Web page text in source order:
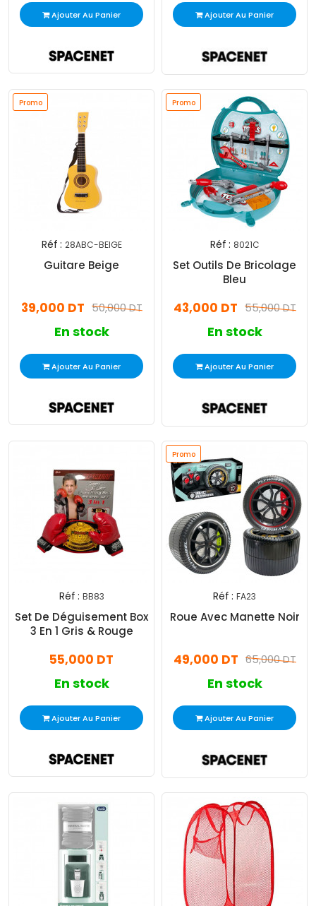
Ajouter Au Panier Ajouter Au Panier
Promo
Réf : 28ABC-BEIGE
Guitare Beige
50,000 DT
39,000 DT
En stock
Ajouter Au Panier
Promo
Réf : 8021C
Set Outils De Bricolage
Bleu
55,000 DT
43,000 DT
En stock
Ajouter Au Panier
Réf : BB83
Set De Déguisement Box
3 En 1 Gris & Rouge
55,000 DT
En stock
Ajouter Au Panier
Promo
Réf : FA23
Roue Avec Manette Noir
65,000 DT
49,000 DT
En stock
Ajouter Au Panier